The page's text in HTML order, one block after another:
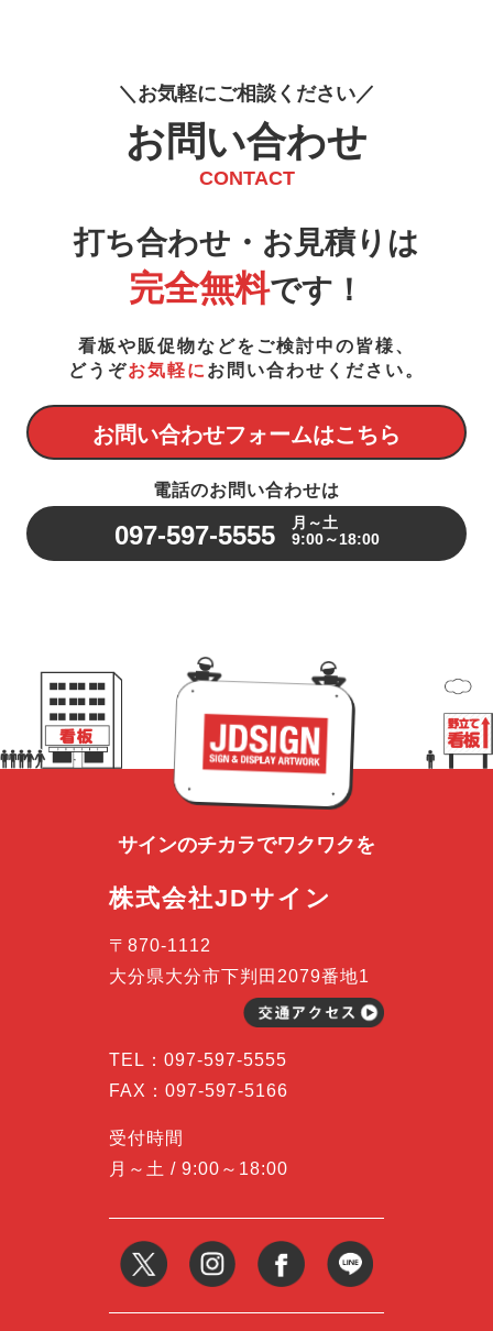
お気軽にご相談 く ださ い
お問い合わせ
CONTACT
打ち合わせ・お見積りは
完全無料です！
看板や販促物などをご検討中の皆様、
どうぞお気軽に お問い合わせください。
お問い合わせフォームはこちら
電話のお問い合わせは
097-597-5555
月～土
9:00～18:00
サインのチカラでワクワクを
株式会社JDサイン
〒870-1112
大分県大分市下判田2079番地1
TEL： 097-597-5555
FAX：097-597-5166
受付時間
月～土 / 9:00～18:00